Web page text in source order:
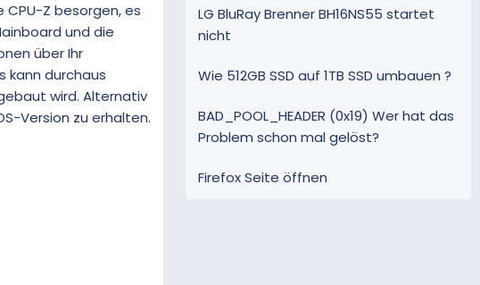
Z besorgen, es
und die
über Ihr
kann durchaus
wird. Alternativ
Version zu erhalten.
LG BluRay Brenner BH16NS55 startet
nicht
Wie 512GB SSD auf 1TB SSD umbauen ?
BAD_POOL_HEADER (0x19) Wer hat das
Problem schon mal gelöst?
Firefox Seite öffnen